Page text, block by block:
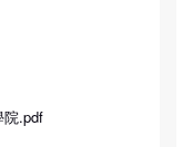
院.pdf